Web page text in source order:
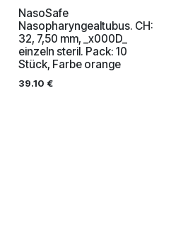
NasoSafe
Nasopharyngealtubus. CH:
32, 7,50 mm, _x000D_
einzeln steril. Pack: 10
Stück, Farbe orange
39.10 €